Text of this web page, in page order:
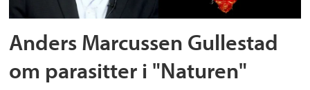
Anders Marcussen Gullestad
om parasitter i "Naturen"